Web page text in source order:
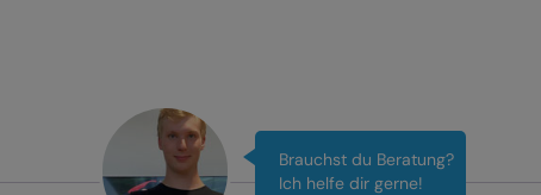
Brauchst du Beratung?
Ich helfe dir gerne!